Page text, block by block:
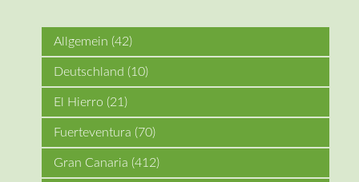
Allgemein (42)
Deutschland (10)
El Hierro (21)
Fuerteventura (70)
Gran Canaria (412)